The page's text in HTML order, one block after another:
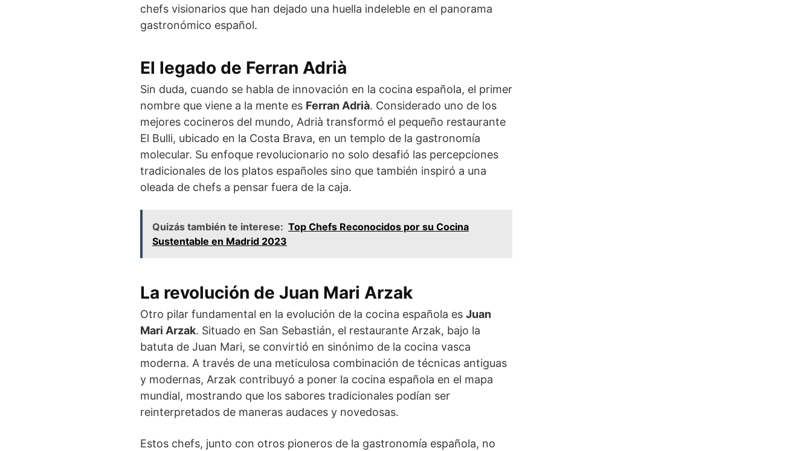
chefs visionarios que han dejado una huella indeleble en el panorama
gastronómico español.
El legado de Ferran Adrià
Sin duda, cuando se habla de innovación en la cocina española, el primer
nombre que viene a la mente es Ferran Adrià. Considerado uno de los
mejores cocineros del mundo, Adrià transformó el pequeño restaurante
El Bulli, ubicado en la Costa Brava, en un templo de la gastronomía
molecular. Su enfoque revolucionario no solo desafió las percepciones
tradicionales de los platos españoles sino que también inspiró a una
oleada de chefs a pensar fuera de la caja.
Quizás también te interese: Top Chefs Reconocidos por su Cocina
Sustentable en Madrid 2023
La revolución de Juan Mari Arzak
Otro pilar fundamental en la evolución de la cocina española es Juan
Mari Arzak. Situado en San Sebastián, el restaurante Arzak, bajo la
batuta de Juan Mari, se convirtió en sinónimo de la cocina vasca
moderna. A través de una meticulosa combinación de técnicas antiguas
y modernas, Arzak contribuyó a poner la cocina española en el mapa
mundial, mostrando que los sabores tradicionales podían ser
reinterpretados de maneras audaces y novedosas.
Estos chefs, junto con otros pioneros de la gastronomía española, no